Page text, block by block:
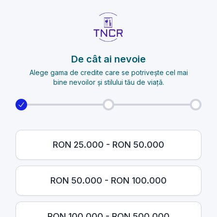
De cât ai nevoie
Alege gama de credite care se potrivește cel mai
bine nevoilor și stilului tău de viață.
RON 25.000 - RON 50.000
RON 50.000 - RON 100.000